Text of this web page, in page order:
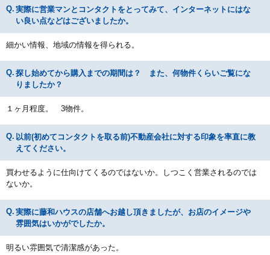
実際に営業マンとコンタクトをとってみて、インターネットにはな
い良い点などはございましたか。
細かい情報、地域の情報を得られる。
探し始めてから購入までの期間は？ また、何物件くらいご覧にな
りましたか？
１ヶ月程度。 3物件。
以前(初めてコンタクトを取る前)不動産会社に対する印象を率直に教
えてください。
買わせるように仕向けてくるのではないか。しつこく営業されるのでは
ないか。
実際に藤和ハウスの店舗へお越し頂きましたが、お店のイメージや
雰囲気はいかがでしたか。
明るい雰囲気で清潔感があった。